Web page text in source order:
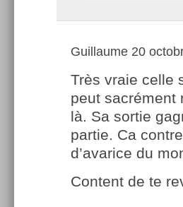
Guillaume 20
Très vraie celle
peut sacrément
là. Sa sortie
partie. Ca
d’avarice du
Content de te